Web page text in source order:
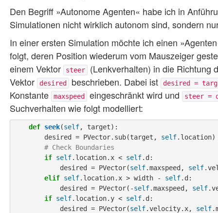
Den Begriff »Autonome Agenten« habe ich in
Simulationen nicht wirklich autonom sind, sondern
In einer ersten Simulation möchte ich einen
folgt, deren Position wiederum vom Mauszeiger
einem Vektor
steer
(Lenkverhalten) in die Richtung
Vektor
desired beschrieben. Dabei ist desired =
Konstante maxspeed eingeschränkt wird und steer =
Suchverhalten wie folgt modelliert:
def seek(self, target):
        desired = PVector.sub(target,
self.location)
# Check Boundaries
if self.location.x < self.d:
            desired = PVector(
self.maxspeed, self
elif self.location.x > width - self.d:
            desired = PVector(-
self.maxspeed, self
if self.location.y < self.d:
            desired = PVector(
self.velocity.x, self